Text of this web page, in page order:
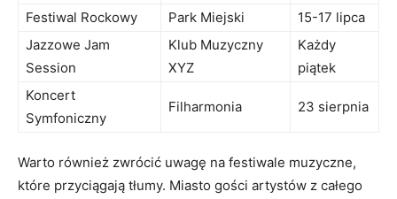
Festiwal Rockowy
Park Miejski
15-17 lipca
Jazzowe Jam
Session
Klub Muzyczny
XYZ
Każdy
piątek
Koncert
Symfoniczny
Filharmonia 23 sierpnia
Warto również zwrócić uwagę na festiwale muzyczne,
które przyciągają tłumy. Miasto gości artystów z całego